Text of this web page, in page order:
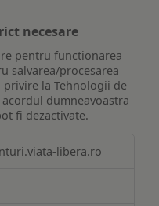
necesare
pentru functionarea
salvarea/procesarea
la Tehnologii de
dumneavoastra
fi dezactivate.
libera.ro